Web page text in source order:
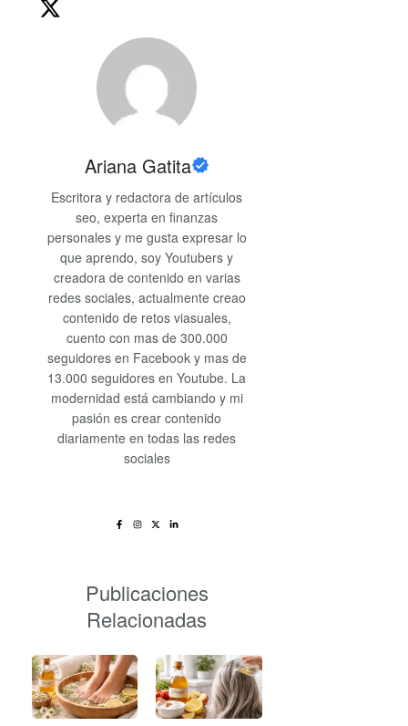
Ariana Gatita
Escritora y redactora de artículos
seo, experta en finanzas
personales y me gusta expresar lo
que aprendo, soy Youtubers y
creadora de contenido en varias
redes sociales, actualmente creao
contenido de retos viasuales,
cuento con mas de 300.000
seguidores en Facebook y mas de
13.000 seguidores en Youtube. La
modernidad está cambiando y mi
pasión es crear contenido
diariamente en todas las redes
sociales
Publicaciones
Relacionadas